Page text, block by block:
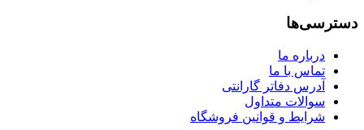
دسترسی‌ها
درباره ما
تماس با ما
آدرس دفاتر گارانتی
سوالات متداول
شرایط و قوانین فروشگاه